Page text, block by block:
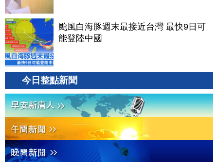
颱風白海豚週末最接近台灣 最快9日可
能登陸中國
今日整點新聞